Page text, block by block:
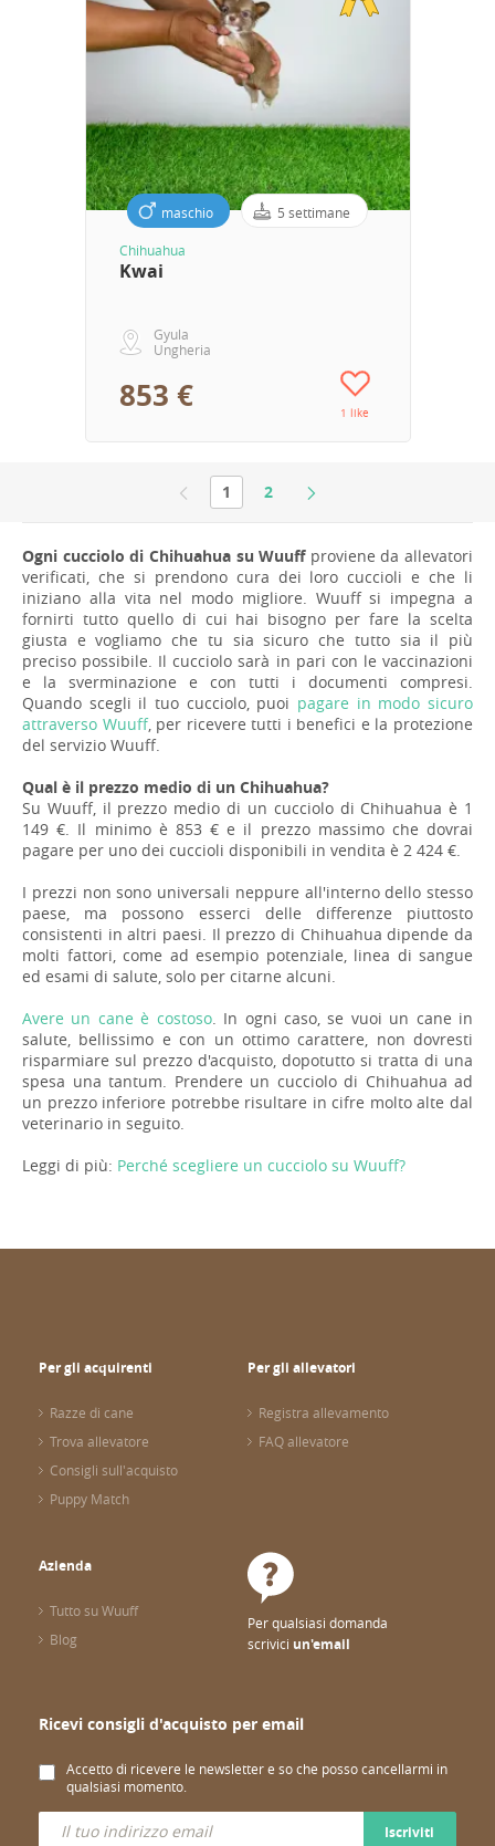
maschio 5 settimane
Chihuahua
Kwai
Gyula
Ungheria
853 € 1 like
1 2
Ogni cucciolo di Chihuahua su Wuuffproviene da allevatori
verificati, che si prendono cura dei loro cuccioli e che li
iniziano alla vita nel modo migliore. Wuuff si impegna a
fornirti tutto quello di cui hai bisogno per fare la scelta
giusta e vogliamo che tu sia sicuro che tutto sia il più
preciso possibile. Il cucciolo sarà in pari con le vaccinazioni
e la sverminazione e con tutti i documenti compresi.
Quando scegli il tuo cucciolo, puoi pagare in modo sicuro
attraverso Wuuff, per ricevere tutti i benefici e la protezione
del servizio Wuuff.
Qual è il prezzo medio di un Chihuahua?
Su Wuuff, il prezzo medio di un cucciolo di Chihuahua è 1
149 €. Il minimo è 853 € e il prezzo massimo che dovrai
pagare per uno dei cuccioli disponibili in vendita è 2 424 €.
I prezzi non sono universali neppure all'interno dello stesso
paese, ma possono esserci delle differenze piuttosto
consistenti in altri paesi. Il prezzo di Chihuahua dipende da
molti fattori, come ad esempio potenziale, linea di sangue
ed esami di salute, solo per citarne alcuni.
Avere un cane è costoso. In ogni caso, se vuoi un cane in
salute, bellissimo e con un ottimo carattere, non dovresti
risparmiare sul prezzo d'acquisto, dopotutto si tratta di una
spesa una tantum. Prendere un cucciolo di Chihuahua ad
un prezzo inferiore potrebbe risultare in cifre molto alte dal
veterinario in seguito.
Leggi di più: Perché scegliere un cucciolo su Wuuff?
Per gli acquirenti
Razze di cane
Trova allevatore
Consigli sull'acquisto
Puppy Match
Per gli allevatori
Registra allevamento
FAQ allevatore
Azienda
Tutto su Wuuff
Blog
Per qualsiasi domanda
scrivici un'email
Ricevi consigli d'acquisto per email
Accetto di ricevere le newsletter e so che posso cancellarmi in
qualsiasi momento.
Iscriviti